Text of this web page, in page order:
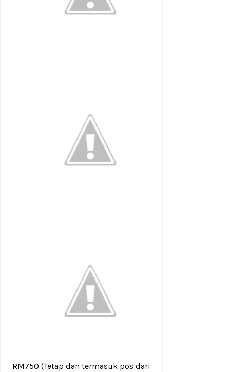
RM750 (Tetap dan termasuk pos dari